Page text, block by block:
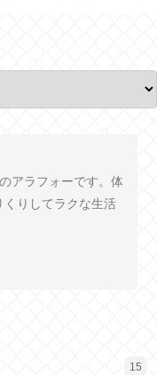
アラフォーです。体
くりしてラクな生活
15